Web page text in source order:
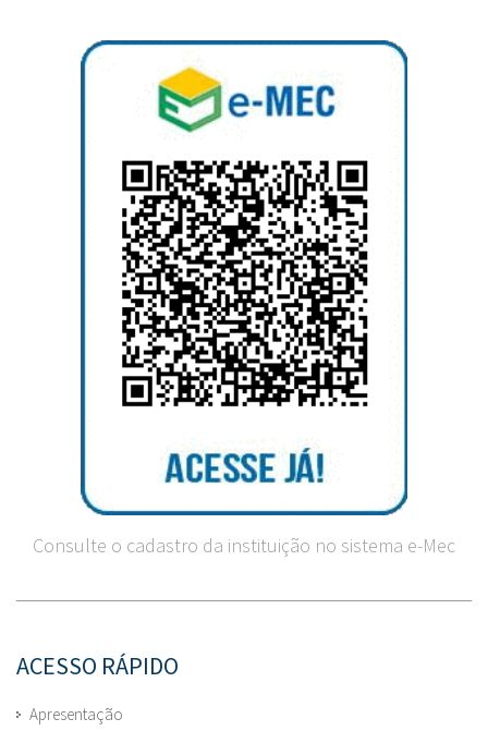
Consulte o cadastro da instituição no sistema e-Mec
ACESSO RÁPIDO
Apresentação